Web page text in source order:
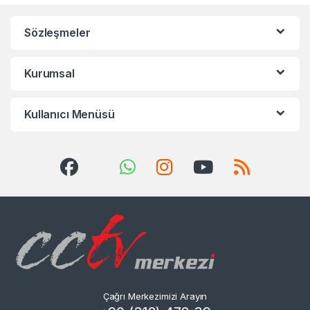
Sözleşmeler
Kurumsal
Kullanıcı Menüsü
Çağrı Merkezimizi Arayın